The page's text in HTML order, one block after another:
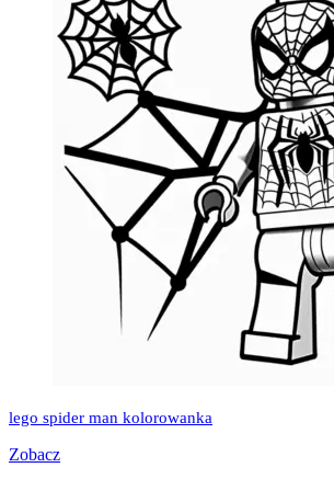
lego spider man kolorowanka
Zobacz